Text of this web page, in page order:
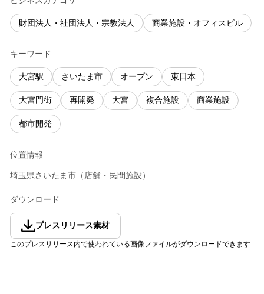
財団法人・社団法人・宗教法人 商業施設・オフィスビル
キーワード
大宮駅 さいたま市 オープン 東日本
大宮門街 再開発 大宮 複合施設 商業施設
都市開発
位置情報
埼玉県 さいたま市 （ 店舗・民間施設 ）
ダウンロード
プレスリリース素材
このプレスリリース内で使われている画像ファイルがダウンロードできます